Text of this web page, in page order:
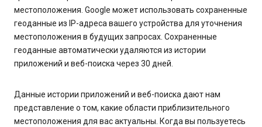
местоположения. Google может использовать сохраненные
геоданные из IP-адреса вашего устройства для уточнения
местоположения в будущих запросах. Сохраненные
геоданные автоматически удаляются из истории
приложений и веб-поиска через 30 дней.
Данные истории приложений и веб-поиска дают нам
представление о том, какие области приблизительного
местоположения для вас актуальны. Когда вы пользуетесь